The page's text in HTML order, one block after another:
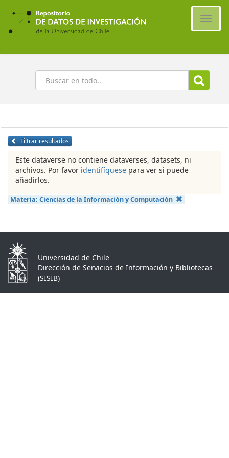
Ir
contenido
principal
Buscar
Filtrar resultados
Este dataverse no contiene dataverses, datasets, ni
archivos. Por favor identifíquese para ver si puede
añadirlos.
Materia: Ciencias de la Información y Computación
Universidad de Chile
Dirección de Servicios de Información y Bibliotecas
(SISIB)